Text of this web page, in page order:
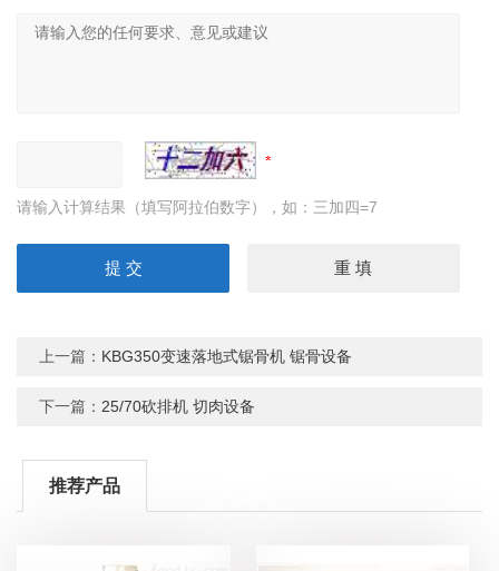
请输入计算结果（填写阿拉伯数字），如：三加四=7
上一篇： KBG350变速落地式锯骨机 锯骨设备
下一篇： 25/70砍排机 切肉设备
推荐产品